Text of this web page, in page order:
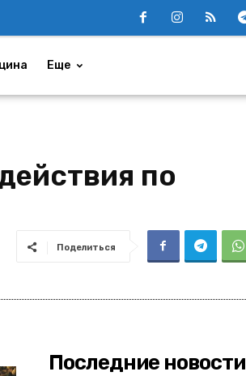
Еще
по
Поделиться
Последние новости